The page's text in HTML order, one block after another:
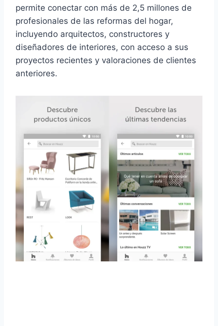
permite conectar con más de 2,5 millones de
profesionales de las reformas del hogar,
incluyendo arquitectos, constructores y
diseñadores de interiores, con acceso a sus
proyectos recientes y valoraciones de clientes
anteriores.